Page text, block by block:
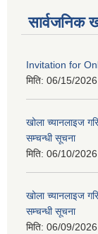
सार्वजनिक
Invitation for
मिति: 06/15/
खोला च्यानलाइज
सम्चन्धी सूचना
मिति: 06/10/
खोला च्यानलाइज
सम्चन्धी सूचना
मिति: 06/09/